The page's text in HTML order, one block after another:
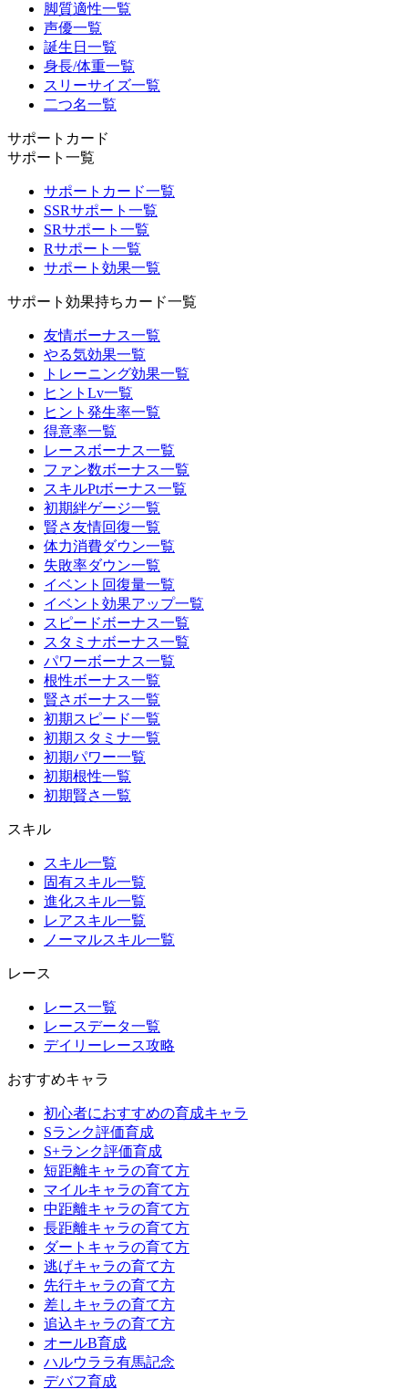
脚質適性一覧
声優一覧
誕生日一覧
身長/体重一覧
スリーサイズ一覧
二つ名一覧
サポートカード
サポート一覧
サポートカード一覧
SSRサポート一覧
SRサポート一覧
Rサポート一覧
サポート効果一覧
サポート効果持ちカード一覧
友情ボーナス一覧
やる気効果一覧
トレーニング効果一覧
ヒントLv一覧
ヒント発生率一覧
得意率一覧
レースボーナス一覧
ファン数ボーナス一覧
スキルPtボーナス一覧
初期絆ゲージ一覧
賢さ友情回復一覧
体力消費ダウン一覧
失敗率ダウン一覧
イベント回復量一覧
イベント効果アップ一覧
スピードボーナス一覧
スタミナボーナス一覧
パワーボーナス一覧
根性ボーナス一覧
賢さボーナス一覧
初期スピード一覧
初期スタミナ一覧
初期パワー一覧
初期根性一覧
初期賢さ一覧
スキル
スキル一覧
固有スキル一覧
進化スキル一覧
レアスキル一覧
ノーマルスキル一覧
レース
レース一覧
レースデータ一覧
デイリーレース攻略
おすすめキャラ
初心者におすすめの育成キャラ
Sランク評価育成
S+ランク評価育成
短距離キャラの育て方
マイルキャラの育て方
中距離キャラの育て方
長距離キャラの育て方
ダートキャラの育て方
逃げキャラの育て方
先行キャラの育て方
差しキャラの育て方
追込キャラの育て方
オールB育成
ハルウララ有馬記念
デバフ育成